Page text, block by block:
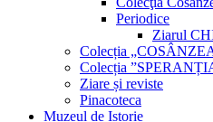
Periodice
Ziarul
Colecția
Colecția
Ziare și reviste
Pinacoteca
Muzeul de Istorie